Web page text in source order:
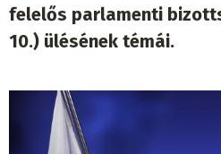
felelős parlamenti
10.) ülésének témái.